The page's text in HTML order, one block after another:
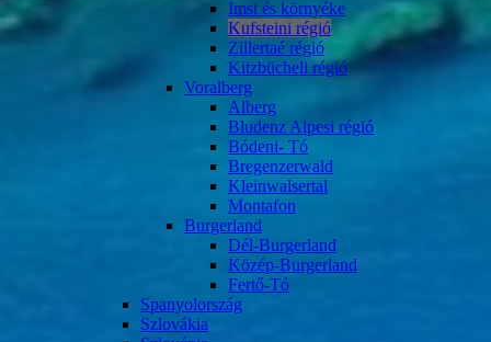
Imst és környéke
Kufsteini régió
Zillertaé régió
Kitzbücheli régió
Voralberg
Alberg
Bludenz Alpesi régió
Bódeni- Tó
Bregenzerwald
Kleinwalsertal
Montafon
Burgerland
Dél-Burgerland
Közép-Burgerland
Fertő-Tó
Spanyolország
Szlovákia